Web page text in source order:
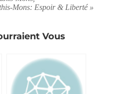
Mons: Espoir & Liberté »
Vous